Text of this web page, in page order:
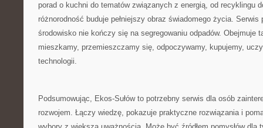
porad o kuchni do tematów związanych z energią, od recyklingu
różnorodność buduje pełniejszy obraz świadomego życia.
środowisko nie kończy się na segregowaniu odpadów. Obejmuje
mieszkamy, przemieszczamy się, odpoczywamy, kupujemy,
technologii.
Podsumowując, Ekos-Sułów to potrzebny serwis dla osób
rozwojem. Łączy wiedzę, pokazuje praktyczne rozwiązania i